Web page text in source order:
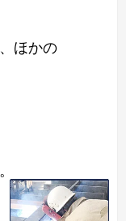
ほかの